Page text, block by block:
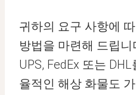
귀하의 요구 사항에
방법을 마련해 드립
UPS, FedEx 또는
율적인 해상 화물도